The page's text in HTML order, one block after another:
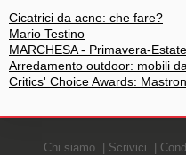
Cicatrici da acne: che fare?
Mario Testino
MARCHESA - Primavera-
Arredamento outdoor: mobili
Critics' Choice Awards:
Chi siamo Scrivici